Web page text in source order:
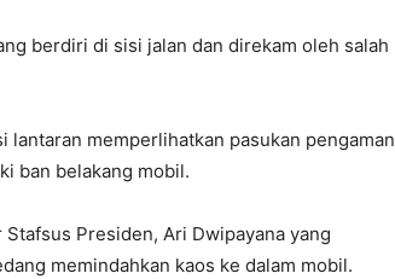
berdiri di sisi jalan dan direkam oleh salah
lantaran memperlihatkan pasukan pengaman
ban belakang mobil.
Presiden, Ari Dwipayana yang
memindahkan kaos ke dalam mobil.